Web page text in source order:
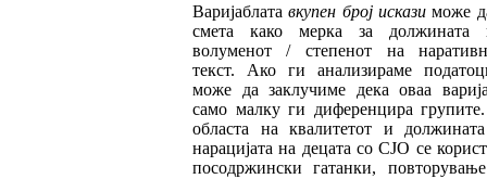
Варијаблатавкупен број исказиможе
сме­та како мерка за должината
волуменот / сте­пенот на
текст. Ако ги анали­зи­ра­ме
може да заклучиме дека оваа
само малку ги диференцира
областа на квалитетот и
нара­ци­јата на децата со СЈО се
посодр­жин­ски гатанки,